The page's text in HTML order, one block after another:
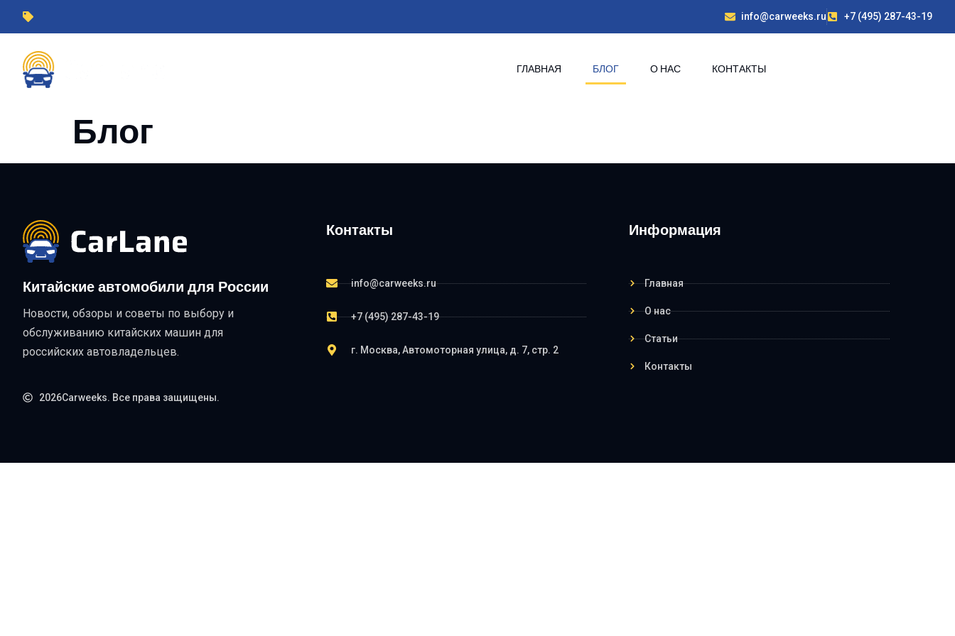
info@carweeks.ru +7 (495) 287-43-19
ГЛАВНАЯ БЛОГ О НАС КОНТАКТЫ
Блог
Китайские автомобили для России
Новости, обзоры и советы по выбору и
обслуживанию китайских машин для
российских автовладельцев.
2026Carweeks. Все права защищены.
Контакты
info@carweeks.ru
+7 (495) 287-43-19
г. Москва, Автомоторная улица, д. 7, стр. 2
Информация
Главная
О нас
Статьи
Контакты